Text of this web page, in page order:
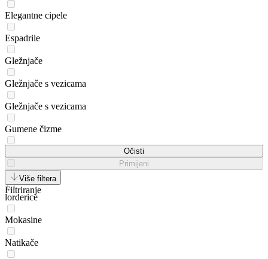
Elegantne cipele
Espadrile
Gležnjače
Gležnjače s vezicama
Gležnjače s vezicama
Gumene čizme
Loaferice
lorderice
Mokasine
Natikače
Očisti
Primijeni
Više filtera
Filtriranje